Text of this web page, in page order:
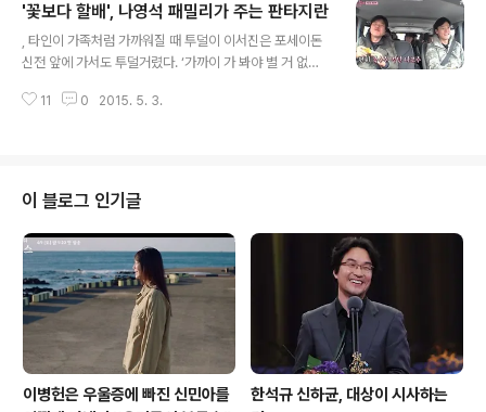
수 있는 일상에 부려진 관찰카메라의 시선이 자칫 엿보기
악취미로 그려질 수 있는 위험성이 있기 때문이었다. 하지
만 혼자 사는 일상이 주는 헛헛함이 어찌 남성들만의 것이
인물도 없을 것이다. 자다 일어난 부스스한 민낯은 기본이
'꽃보다 할배', 나영석 패밀리가 주는 판타지란
, 타인이 가족처럼 가까워질 때 투덜이 이서진은 포세이돈
신전 앞에 가서도 투덜거렸다. ‘가까이 가 봐야 별 거 없
더 멋있다는 이상한 관전 포인트를 제시했다. 여행 떠나는
즐기는 이가 여행하는 이야기만큼 평이한 것도 없을 게다.
하지만 특이하게도 이 나영석표 예능의 페르소나로 자리한
이서진은 경비에 있어서는 한없이 깐깐한 스크루지로 돌변
하고, 혼자 있을 때는 자신의 처지를 그토록 토로하면서도
할배들 앞에만 가면 고분고분한 ‘짐꾼’으로 돌아가 소소한
것까지 살뜰히 살피는 사람이 ..
11 0 2015. 5. 3.
이 블로그 인기글
이병헌은 우울증에 빠진 신민아를
한석규 신하균, 대상이 시사하는